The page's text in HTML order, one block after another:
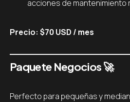
acciones de mantenimiento
Precio: $70 USD / mes
Paquete Negocios🚀
Perfecto para pequeñas y